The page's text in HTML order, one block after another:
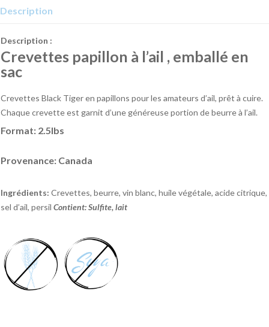
Description
Description :
Crevettes papillon à l’ail , emballé en
sac
Crevettes Black Tiger en papillons pour les amateurs d’ail, prêt à cuire.
Chaque crevette est garnit d’une généreuse portion de beurre à l’ail.
Format: 2.5lbs
Provenance: Canada
Ingrédients: Crevettes, beurre, vin blanc, huile végétale, acide citrique,
sel d’ail, persil Contient: Sulfite, lait